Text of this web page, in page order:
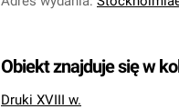
Obiekt znajduje się w
Druki XVIII w.